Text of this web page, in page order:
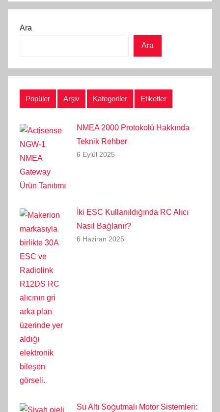
Ara
Ara
Popüler Arşiv Kategoriler Etiketler
NMEA 2000 Protokolü Hakkında
Teknik Rehber
6 Eylül 2025
İki ESC Kullanıldığında RC Alıcı
Nasıl Bağlanır?
6 Haziran 2025
Su Altı Soğutmalı Motor Sistemleri: